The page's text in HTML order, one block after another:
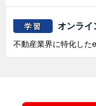
学習 オンライ
不動産業界に特化した